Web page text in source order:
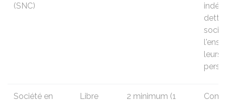
(SNC)
leurs
Société en
Libre
2 minimum (1